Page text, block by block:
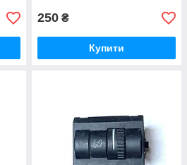
250 ₴
Купити